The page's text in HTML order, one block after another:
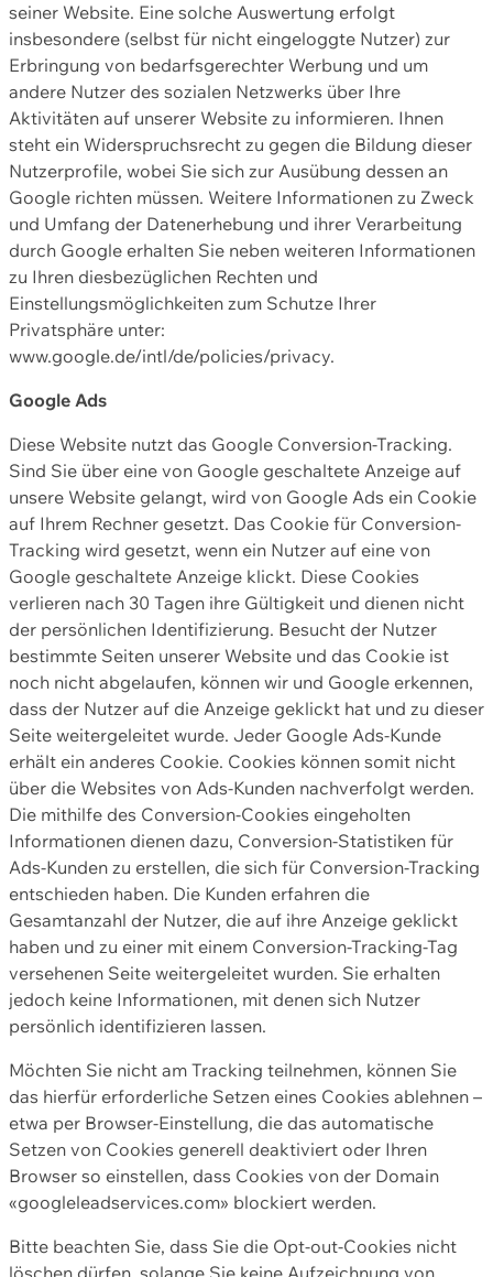
seiner Website. Eine solche Auswertung erfolgt
insbesondere (selbst für nicht eingeloggte Nutzer) zur
Erbringung von bedarfsgerechter Werbung und um
andere Nutzer des sozialen Netzwerks über Ihre
Aktivitäten auf unserer Website zu informieren. Ihnen
steht ein Widerspruchsrecht zu gegen die Bildung dieser
Nutzerprofile, wobei Sie sich zur Ausübung dessen an
Google richten müssen. Weitere Informationen zu Zweck
und Umfang der Datenerhebung und ihrer Verarbeitung
durch Google erhalten Sie neben weiteren Informationen
zu Ihren diesbezüglichen Rechten und
Einstellungsmöglichkeiten zum Schutze Ihrer
Privatsphäre unter:
www.google.de/intl/de/policies/privacy.
Google Ads
Diese Website nutzt das Google Conversion-Tracking.
Sind Sie über eine von Google geschaltete Anzeige auf
unsere Website gelangt, wird von Google Ads ein Cookie
auf Ihrem Rechner gesetzt. Das Cookie für Conversion-
Tracking wird gesetzt, wenn ein Nutzer auf eine von
Google geschaltete Anzeige klickt. Diese Cookies
verlieren nach 30 Tagen ihre Gültigkeit und dienen nicht
der persönlichen Identifizierung. Besucht der Nutzer
bestimmte Seiten unserer Website und das Cookie ist
noch nicht abgelaufen, können wir und Google erkennen,
dass der Nutzer auf die Anzeige geklickt hat und zu dieser
Seite weitergeleitet wurde. Jeder Google Ads-Kunde
erhält ein anderes Cookie. Cookies können somit nicht
über die Websites von Ads-Kunden nachverfolgt werden.
Die mithilfe des Conversion-Cookies eingeholten
Informationen dienen dazu, Conversion-Statistiken für
Ads-Kunden zu erstellen, die sich für Conversion-Tracking
entschieden haben. Die Kunden erfahren die
Gesamtanzahl der Nutzer, die auf ihre Anzeige geklickt
haben und zu einer mit einem Conversion-Tracking-Tag
versehenen Seite weitergeleitet wurden. Sie erhalten
jedoch keine Informationen, mit denen sich Nutzer
persönlich identifizieren lassen.
Möchten Sie nicht am Tracking teilnehmen, können Sie
das hierfür erforderliche Setzen eines Cookies ablehnen –
etwa per Browser-Einstellung, die das automatische
Setzen von Cookies generell deaktiviert oder Ihren
Browser so einstellen, dass Cookies von der Domain
«googleleadservices.com» blockiert werden.
Bitte beachten Sie, dass Sie die Opt-out-Cookies nicht